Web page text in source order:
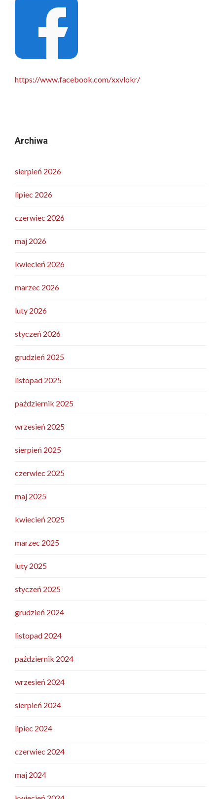
https://www.facebook.com/xxvlokr/
Archiwa
sierpień 2026
lipiec 2026
czerwiec 2026
maj 2026
kwiecień 2026
marzec 2026
luty 2026
styczeń 2026
grudzień 2025
listopad 2025
październik 2025
wrzesień 2025
sierpień 2025
czerwiec 2025
maj 2025
kwiecień 2025
marzec 2025
luty 2025
styczeń 2025
grudzień 2024
listopad 2024
październik 2024
wrzesień 2024
sierpień 2024
lipiec 2024
czerwiec 2024
maj 2024